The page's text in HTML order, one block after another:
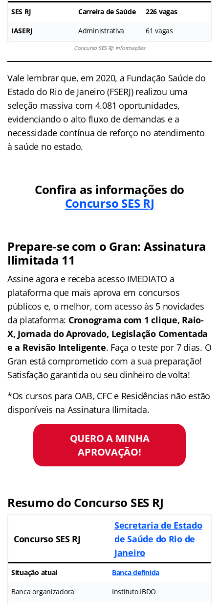
SES RJ Carreira de Saúde 226 vagas
IASERJ Administrativa 61 vagas
Concurso SES RJ: informações
Vale lembrar que, em 2020, a Fundação Saúde do
Estado do Rio de Janeiro (FSERJ) realizou uma
seleção massiva com 4.081 oportunidades,
evidenciando o alto fluxo de demandas e a
necessidade contínua de reforço no atendimento
à saúde no estado.
Confira as informações do
Concurso SES RJ
Prepare-se com o Gran: Assinatura
Ilimitada 11
Assine agora e receba acesso IMEDIATO a
plataforma que mais aprova em concursos
públicos e, o melhor, com acesso às 5 novidades
da plataforma: Cronograma com 1 clique, Raio-
X, Jornada do Aprovado, Legislação Comentada
e a Revisão Inteligente. Faça o teste por 7 dias. O
Gran está comprometido com a sua preparação!
Satisfação garantida ou seu dinheiro de volta!
*Os cursos para OAB, CFC e Residências não estão
disponíveis na Assinatura Ilimitada.
QUERO A MINHA
APROVAÇÃO!
Resumo do Concurso SES RJ
Concurso SES RJ
Secretaria de Estado
de Saúde do Rio de
Janeiro
Situação atual Banca definida
Banca organizadora Instituto IBDO